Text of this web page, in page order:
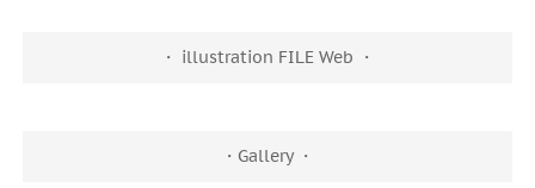
・ illustration FILE Web ・
・Gallery ・